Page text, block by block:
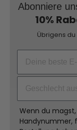
Abonniere
10%
Übrigens
Wenn du
Handynummer,